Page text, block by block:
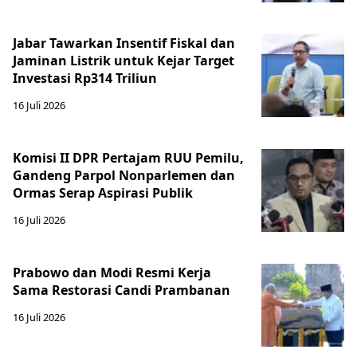
Jabar Tawarkan Insentif Fiskal dan
Jaminan Listrik untuk Kejar Target
Investasi Rp314 Triliun
16 Juli 2026
Komisi II DPR Pertajam RUU Pemilu,
Gandeng Parpol Nonparlemen dan
Ormas Serap Aspirasi Publik
16 Juli 2026
Prabowo dan Modi Resmi Kerja
Sama Restorasi Candi Prambanan
16 Juli 2026